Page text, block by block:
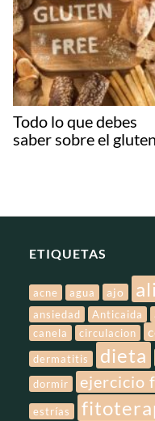
Todo lo que debes
saber sobre el gluten
ETIQUETAS
acne agua ajo
ansiedad Anticaida
canela
circulacion
dermatitis
dieta
dormir
ejercicio
estrías